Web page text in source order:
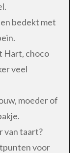
bedekt met
Hart, choco
veel
moeder of
van taart?
voor